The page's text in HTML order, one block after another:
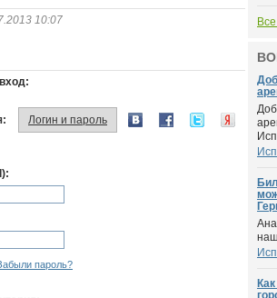
10:07
Логин и пароль
пароль?